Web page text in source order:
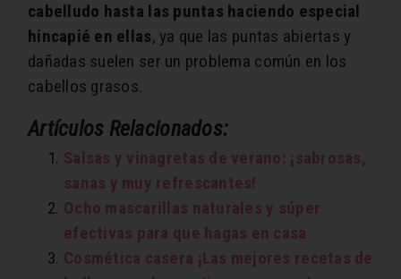
cabelludo hasta las puntas haciendo especial
hincapié en ellas, ya que las puntas abiertas y
dañadas suelen ser un problema común en los
cabellos grasos.
Artículos Relacionados:
Salsas y vinagretas de verano: ¡sabrosas,
sanas y muy refrescantes!
Ocho mascarillas naturales y súper
efectivas para que hagas en casa
Cosmética casera ¡Las mejores recetas de